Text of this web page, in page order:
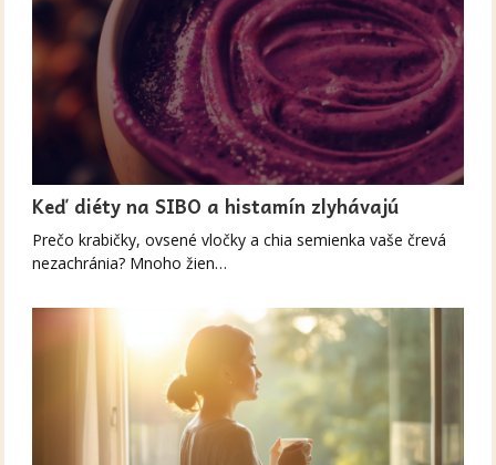
Keď diéty na SIBO a histamín zlyhávajú
Prečo krabičky, ovsené vločky a chia semienka vaše črevá
nezachránia? Mnoho žien…